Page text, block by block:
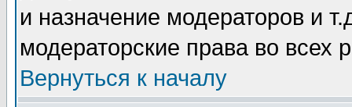
и назначение модераторов и
модераторские права во всех
Вернуться к началу